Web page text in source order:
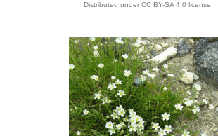
Distributed under CC BY-SA 4.0 license.